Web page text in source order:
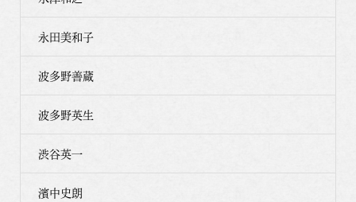
永田美和子
波多野善蔵
波多野英生
渋谷英一
濱中史朗